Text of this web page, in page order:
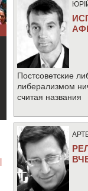
Постсоветские
либерализмом
считая названия